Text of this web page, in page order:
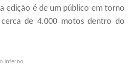
edição é de um público em torno
de 4.000 motosdentro do
Inferno